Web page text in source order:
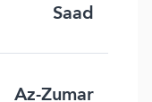
Saad
Az-Zumar